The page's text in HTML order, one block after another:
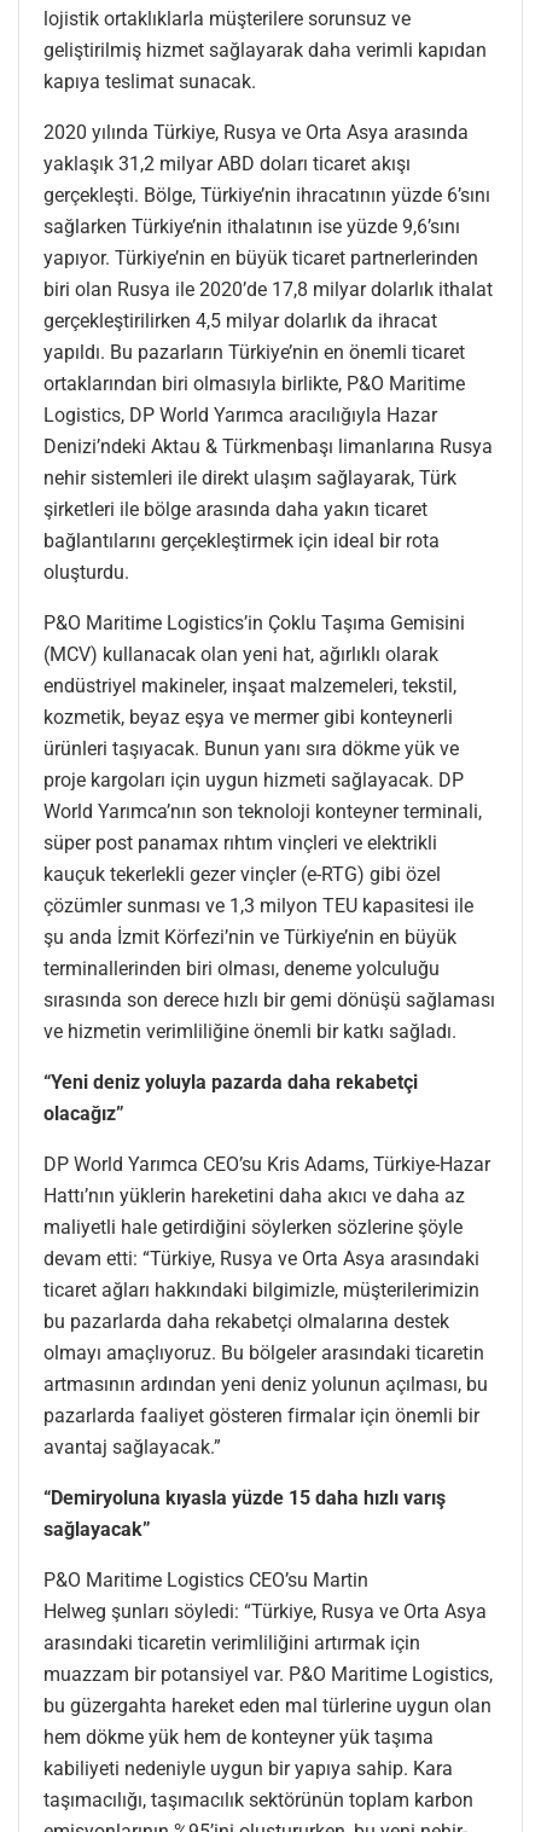
lojistik ortaklıklarla müşterilere sorunsuz ve
geliştirilmiş hizmet sağlayarak daha verimli kapıdan
kapıya teslimat sunacak.
2020 yılında Türkiye, Rusya ve Orta Asya arasında
yaklaşık 31,2 milyar ABD doları ticaret akışı
gerçekleşti. Bölge, Türkiye’nin ihracatının yüzde 6’sını
sağlarken Türkiye’nin ithalatının ise yüzde 9,6’sını
yapıyor. Türkiye’nin en büyük ticaret partnerlerinden
biri olan Rusya ile 2020’de 17,8 milyar dolarlık ithalat
gerçekleştirilirken 4,5 milyar dolarlık da ihracat
yapıldı. Bu pazarların Türkiye’nin en önemli ticaret
ortaklarından biri olmasıyla birlikte, P&O Maritime
Logistics, DP World Yarımca aracılığıyla Hazar
Denizi’ndeki Aktau & Türkmenbaşı limanlarına Rusya
nehir sistemleri ile direkt ulaşım sağlayarak, Türk
şirketleri ile bölge arasında daha yakın ticaret
bağlantılarını gerçekleştirmek için ideal bir rota
oluşturdu.
P&O Maritime Logistics’in Çoklu Taşıma Gemisini
(MCV) kullanacak olan yeni hat, ağırlıklı olarak
endüstriyel makineler, inşaat malzemeleri, tekstil,
kozmetik, beyaz eşya ve mermer gibi konteynerli
ürünleri taşıyacak. Bunun yanı sıra dökme yük ve
proje kargoları için uygun hizmeti sağlayacak. DP
World Yarımca’nın son teknoloji konteyner terminali,
süper post panamax rıhtım vinçleri ve elektrikli
kauçuk tekerlekli gezer vinçler (e-RTG) gibi özel
çözümler sunması ve 1,3 milyon TEU kapasitesi ile
şu anda İzmit Körfezi’nin ve Türkiye’nin en büyük
terminallerinden biri olması, deneme yolculuğu
sırasında son derece hızlı bir gemi dönüşü sağlaması
ve hizmetin verimliliğine önemli bir katkı sağladı.
“Yeni deniz yoluyla pazarda daha rekabetçi
olacağız”
DP World Yarımca CEO’su Kris Adams, Türkiye-Hazar
Hattı’nın yüklerin hareketini daha akıcı ve daha az
maliyetli hale getirdiğini söylerken sözlerine şöyle
devam etti: “Türkiye, Rusya ve Orta Asya arasındaki
ticaret ağları hakkındaki bilgimizle, müşterilerimizin
bu pazarlarda daha rekabetçi olmalarına destek
olmayı amaçlıyoruz. Bu bölgeler arasındaki ticaretin
artmasının ardından yeni deniz yolunun açılması, bu
pazarlarda faaliyet gösteren firmalar için önemli bir
avantaj sağlayacak.”
“Demiryoluna kıyasla yüzde 15 daha hızlı varış
sağlayacak”
P&O Maritime Logistics CEO’su Martin
Helweg şunları söyledi: “Türkiye, Rusya ve Orta Asya
arasındaki ticaretin verimliliğini artırmak için
muazzam bir potansiyel var. P&O Maritime Logistics,
bu güzergahta hareket eden mal türlerine uygun olan
hem dökme yük hem de konteyner yük taşıma
kabiliyeti nedeniyle uygun bir yapıya sahip. Kara
taşımacılığı, taşımacılık sektörünün toplam karbon